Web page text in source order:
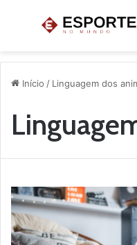
Menu
Início / Linguagem dos